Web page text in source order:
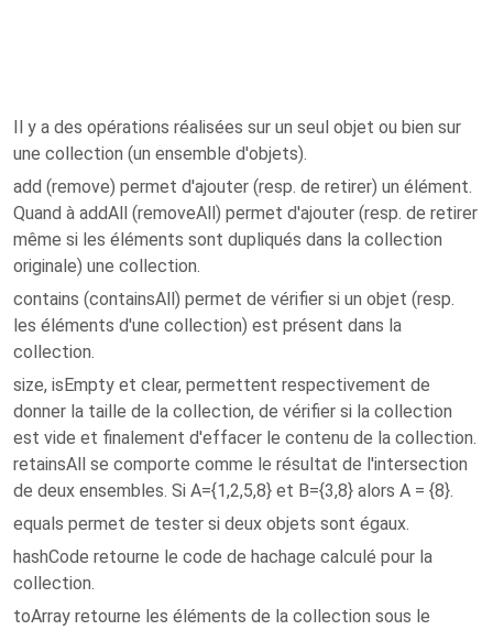
Il y a des opérations réalisées sur un seul objet ou bien sur
une collection (un ensemble d'objets).
add (remove) permet d'ajouter (resp. de retirer) un élément.
Quand à addAll (removeAll) permet d'ajouter (resp. de retirer
même si les éléments sont dupliqués dans la collection
originale) une collection.
contains (containsAll) permet de vérifier si un objet (resp.
les éléments d'une collection) est présent dans la
collection.
size, isEmpty et clear, permettent respectivement de
donner la taille de la collection, de vérifier si la collection
est vide et finalement d'effacer le contenu de la collection.
retainsAll se comporte comme le résultat de l'intersection
de deux ensembles. Si A={1,2,5,8} et B={3,8} alors A = {8}.
equals permet de tester si deux objets sont égaux.
hashCode retourne le code de hachage calculé pour la
collection.
toArray retourne les éléments de la collection sous le